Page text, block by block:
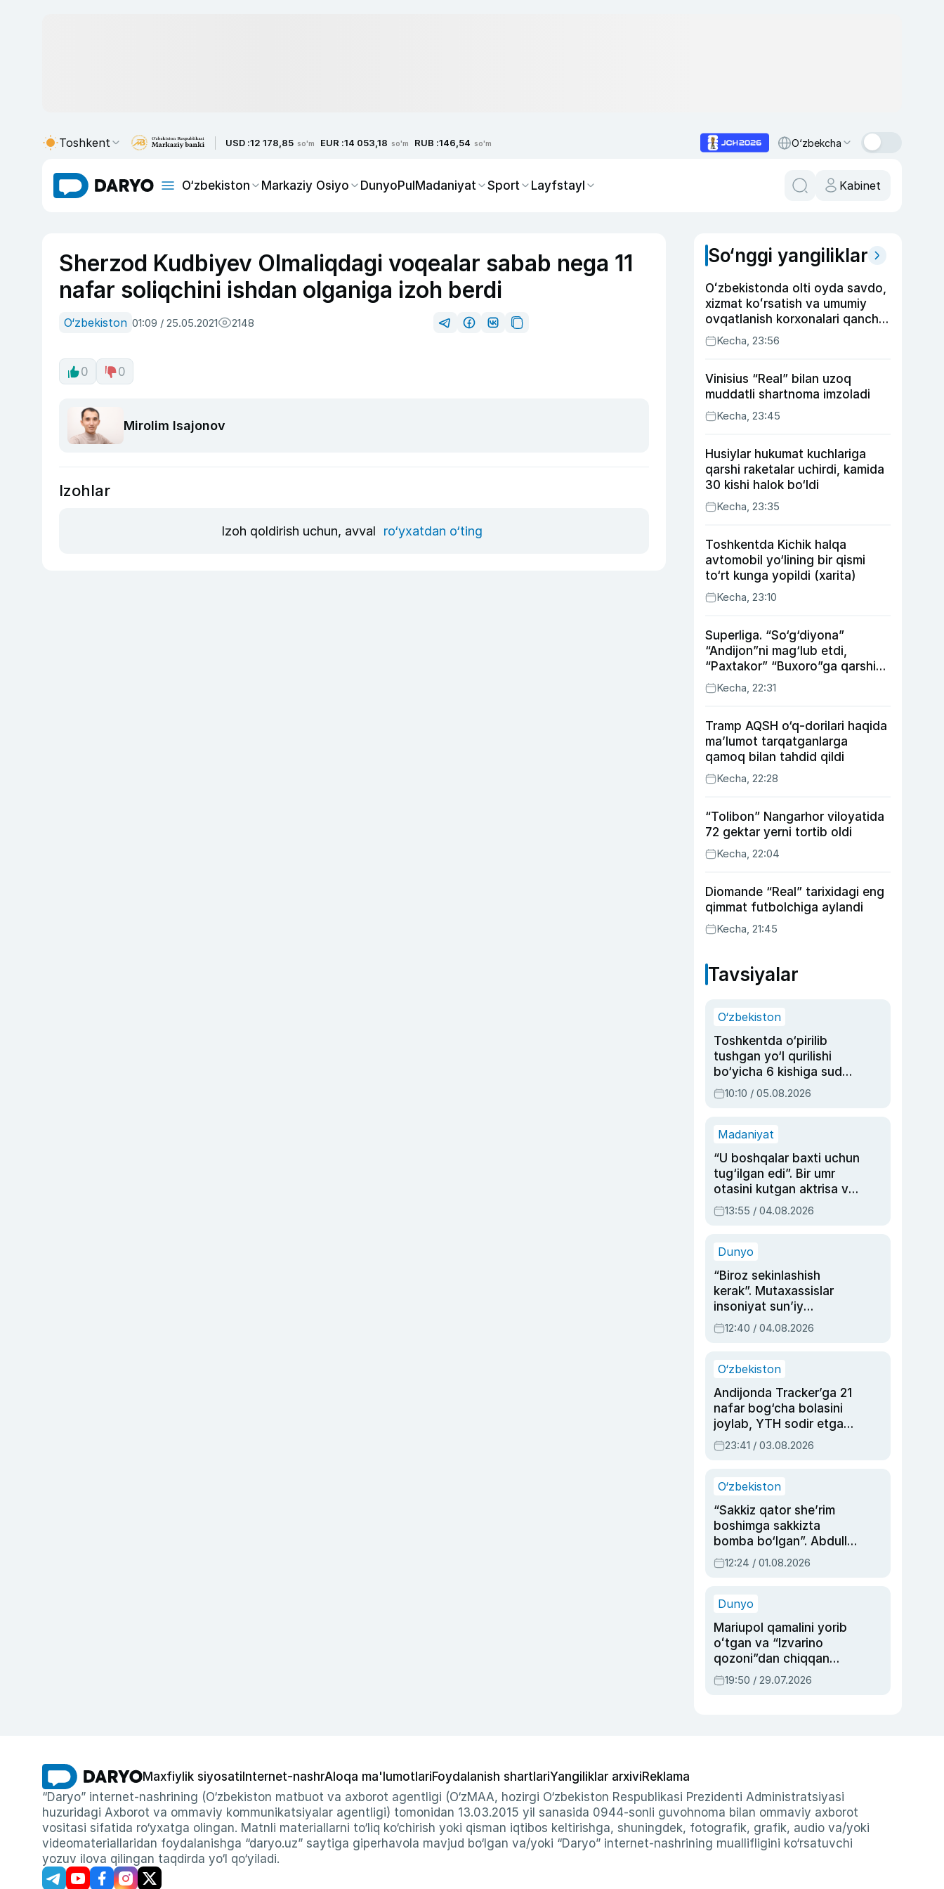
Toshkent USD :12 178,85 so'm EUR :14 053,18 so'm RUB :146,54 so'm O‘zbekcha
O‘zbekiston Markaziy Osiyo DunyoPulMadaniyat Sport Layfstayl Kabinet
Sherzod Kudbiyev Olmaliqdagi voqealar sabab nega 11
nafar soliqchini ishdan olganiga izoh berdi
O‘zbekiston 01:09 / 25.05.2021 2148
0 0
Mirolim Isajonov
Izohlar
Izoh qoldirish uchun, avval ro‘yxatdan o‘ting
So‘nggi yangiliklar
Oʻzbekistonda olti oyda savdo,
xizmat koʻrsatish va umumiy
ovqatlanish korxonalari qancha
soliq toʻlagani ochiqlandi
Kecha, 23:56
Vinisius “Real” bilan uzoq
muddatli shartnoma imzoladi
Kecha, 23:45
Husiylar hukumat kuchlariga
qarshi raketalar uchirdi, kamida
30 kishi halok bo‘ldi
Kecha, 23:35
Toshkentda Kichik halqa
avtomobil yo‘lining bir qismi
to‘rt kunga yopildi (xarita)
Kecha, 23:10
Superliga. “So‘g‘diyona”
“Andijon”ni mag‘lub etdi,
“Paxtakor” “Buxoro”ga qarshi
bahsda g‘alabani qo‘ldan
chiqardi
Kecha, 22:31
Tramp AQSH o‘q-dorilari haqida
ma’lumot tarqatganlarga
qamoq bilan tahdid qildi
Kecha, 22:28
“Tolibon” Nangarhor viloyatida
72 gektar yerni tortib oldi
Kecha, 22:04
Diomande “Real” tarixidagi eng
qimmat futbolchiga aylandi
Kecha, 21:45
Tavsiyalar
O‘zbekiston
Toshkentda o‘pirilib
tushgan yo‘l qurilishi
bo‘yicha 6 kishiga sud
hukmi o‘qildi
10:10 / 05.08.2026
Madaniyat
“U boshqalar baxti uchun
tug‘ilgan edi”. Bir umr
otasini kutgan aktrisa va
dublyaj ustasi Rimma
Ahmedovaning
13:55 / 04.08.2026
Dunyo
“Biroz sekinlashish
kerak”. Mutaxassislar
insoniyat sun’iy
intellektni boshqara
olmay qolishidan xavotir
12:40 / 04.08.2026
O‘zbekiston
Andijonda Tracker’ga 21
nafar bog‘cha bolasini
joylab, YTH sodir etgan
ayolga sud hukmi o‘qildi
23:41 / 03.08.2026
O‘zbekiston
“Sakkiz qator she’rim
boshimga sakkizta
bomba bo‘lgan”. Abdulla
Oripovni siyosiy
ayblovlardan asrab
12:24 / 01.08.2026
Dunyo
Mariupol qamalini yorib
oʻtgan va “Izvarino
qozoni”dan chiqqan
qahramon — Ukraina
armiyasi bosh
19:50 / 29.07.2026
Maxfiylik siyosati Internet-nashrAloqa ma'lumotlariFoydalanish shartlariYangiliklar arxiviReklama
“Daryo” internet-nashrining (O‘zbekiston matbuot va axborot agentligi (O‘zMAA, hozirgi O‘zbekiston Respublikasi Prezidenti Administratsiyasi
huzuridagi Axborot va ommaviy kommunikatsiyalar agentligi) tomonidan 13.03.2015 yil sanasida 0944-sonli guvohnoma bilan ommaviy axborot
vositasi sifatida ro‘yxatga olingan. Matnli materiallarni to‘liq ko‘chirish yoki qisman iqtibos keltirishga, shuningdek, fotografik, grafik, audio va/yoki
videomateriallaridan foydalanishga “daryo.uz” saytiga giperhavola mavjud bo‘lgan va/yoki “Daryo” internet-nashrining muallifligini ko‘rsatuvchi
yozuv ilova qilingan taqdirda yo‘l qo‘yiladi.